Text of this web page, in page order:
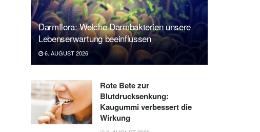
Darmflora: Welche Darmbakterien unsere
Lebenserwartung beeinflussen
6. AUGUST 2026
Rote Bete zur
Blutdrucksenkung:
Kaugummi verbessert die
Wirkung